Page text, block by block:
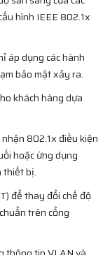
hình IEEE 802.1x
áp dụng các hành
bảo mật xảy ra.
khách hàng dựa
802.1x điều kiện
hoặc ứng dụng
thiết bị.
để thay đổi chế độ
trên cổng